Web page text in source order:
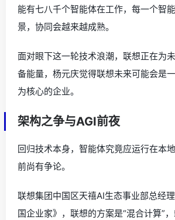
能有七八千个智能体在工作，每一个智
景，协同会越来越成熟。
面对眼下这一轮技术浪潮，联想正在为
备能量，杨元庆觉得联想未来可能会是
为核心的企业。
架构之争与AGI前夜
回归技术本身，智能体究竟应运行在本
前尚有争论。
联想集团中国区天禧AI生态事业部总经
国企业家》，联想的方案是“混合计算”